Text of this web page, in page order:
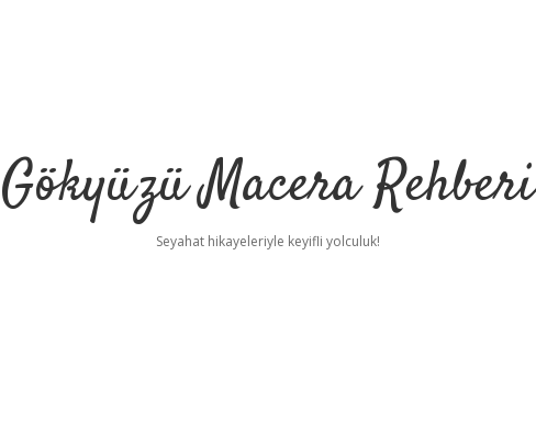
Gökyüzü Macera Rehberi
Seyahat hikayeleriyle keyifli yolculuk!